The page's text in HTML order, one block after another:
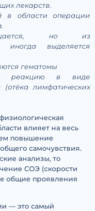
лекарств.
в области операции
но из
иногда выделяется
гематомы
реакцию в виде
лимфатических
влияет на весь
повышение
самочувствия.
анализы, то
СОЭ (скорости
общие проявления
— это самый